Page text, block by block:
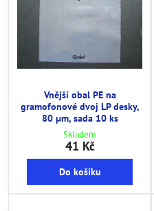
Vnější obal PE na
gramofonové dvoj LP desky,
80 µm, sada 10 ks
Skladem
41 Kč
Do košíku